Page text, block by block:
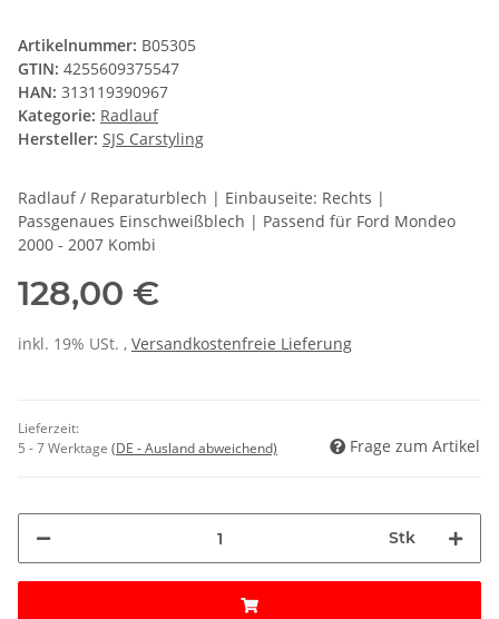
Artikelnummer: B05305
GTIN: 4255609375547
HAN: 313119390967
Kategorie: Radlauf
Hersteller: SJS Carstyling
Radlauf / Reparaturblech | Einbauseite: Rechts |
Passgenaues Einschweißblech | Passend für Ford Mondeo
2000 - 2007 Kombi
128,00 €
inkl. 19% USt. , Versandkostenfreie Lieferung
Lieferzeit:
5 - 7 Werktage (DE - Ausland abweichend) Frage zum Artikel
Stk